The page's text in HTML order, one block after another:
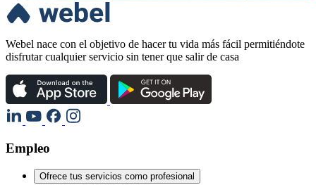
Webel nace con el objetivo de hacer tu vida más fácil permitiéndote
disfrutar cualquier servicio sin tener que salir de casa
Empleo
Ofrece tus servicios como profesional